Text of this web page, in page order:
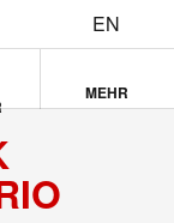
EN
MEHR